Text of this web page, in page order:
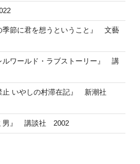
節に君を想うということ』 文藝
ワールド・ラブストーリー』 講
いやしの村滞在記』 新潮社
男』 講談社 2002